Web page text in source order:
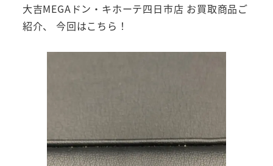
大吉MEGAドン・キホーテ四日市店 お買取商品ご
紹介、 今回はこちら！